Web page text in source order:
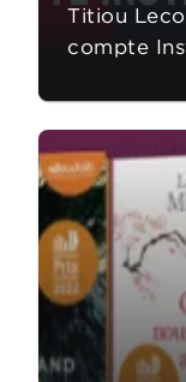
Titiou
compte